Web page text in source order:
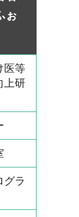
ぉ
医等
上研
グラ